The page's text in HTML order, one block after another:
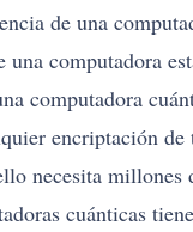
de una
una computadora
computadora
encriptación de
necesita millones
cuánticas